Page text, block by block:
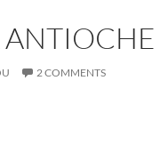
ANTIOCHE
2 COMMENTS